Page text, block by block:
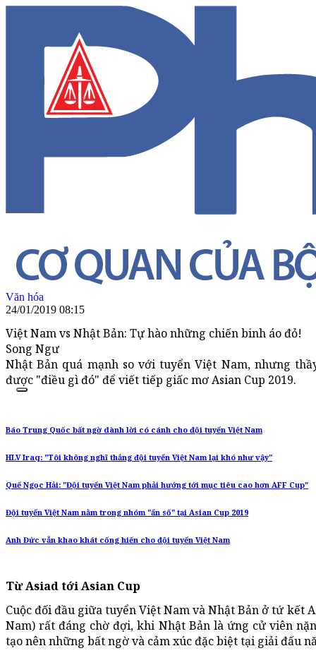
Văn hóa
24/01/2019 08:15
Việt Nam vs Nhật Bản: Tự hào những chiến binh áo đỏ!
Song Ngư
Nhật Bản quá mạnh so với tuyển Việt Nam, nhưng
được "điều gì đó" để viết tiếp giấc mơ Asian Cup 2019.
Báo Trung Quốc bất ngờ dành lời có cánh cho đội tuyển Việt Nam
HLV Iraq: "Tôi không nghĩ thắng đội tuyển Việt Nam lại khó như vậy"
Quế Ngọc Hải: "Đội tuyển Việt Nam phải hướng tới mục tiêu cao hơn AFF Cup"
Đội tuyển Việt Nam nằm trong nhóm "ẩn số" tại Asian Cup 2019
Anh Đức vẫn khao khát cống hiến cho đội tuyển Việt Nam
Từ Asiad tới Asian Cup
Cuộc đối đầu giữa tuyển Việt Nam và Nhật Bản ở tứ kết
Nam) rất đáng chờ đợi, khi Nhật Bản là ứng cử viên
tạo nên những bất ngờ và cảm xúc đặc biệt tại giải đấu